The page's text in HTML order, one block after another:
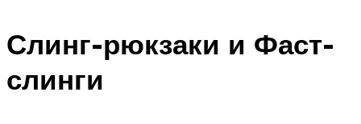
Слинг-рюкзаки и Фаст-
слинги